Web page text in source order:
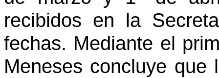
recibidos en la
fechas. Mediante el
Meneses concluye que